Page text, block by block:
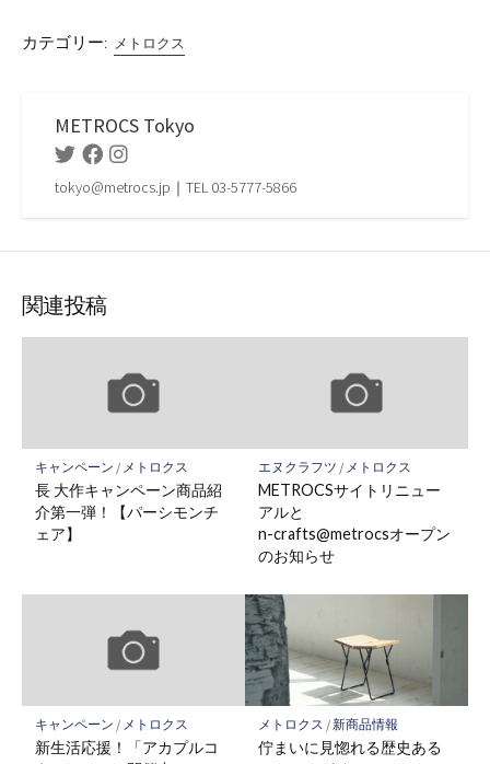
カテゴリー: メトロクス
METROCS Tokyo
TwitterFacebookInstagram
tokyo@metrocs.jp｜TEL 03-5777-5866
関連投稿
キャンペーン / メトロクス
長 大作キャンペーン商品紹
介第一弾！【パーシモンチ
ェア】
エヌクラフツ / メトロクス
METROCSサイトリニュー
アルと
n-crafts@metrocsオープン
のお知らせ
キャンペーン / メトロクス
新生活応援！「アカプルコ
メトロクス /新商品情報
佇まいに見惚れる歴史ある